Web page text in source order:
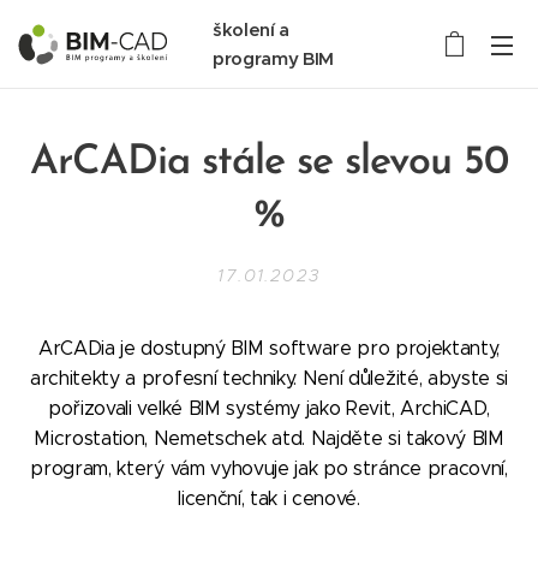
školení a
programy BIM
ArCADia stále se slevou 50
%
17.01.2023
ArCADia je dostupný BIM software pro projektanty,
architekty a profesní techniky. Není důležité, abyste si
pořizovali velké BIM systémy jako Revit, ArchiCAD,
Microstation, Nemetschek atd. Najděte si takový BIM
program, který vám vyhovuje jak po stránce pracovní,
licenční, tak i cenové.